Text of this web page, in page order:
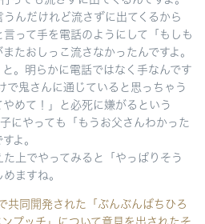
うんだけれど流さずに出てくるから
言って手を電話のようにして「もしも
たおしっこ流さなかったんですよ。
。明らかに電話ではなく手なんです
で鬼さんに通じていると思っちゃう
めて！」と必死に嫌がるという
にやっても「もうお父さんわかった
よ。
上でやってみると「やっぱりそう
ますね。
共同開発された「ぶんぶんばちひろ
プッチ」について意見を出されたそ